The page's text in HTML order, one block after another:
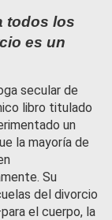
todos los
es un
secular de
libro titulado
un
la mayoría de
Su
del divorcio
el cuerpo, la